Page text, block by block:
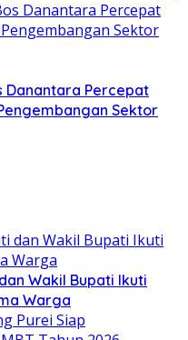
Danantara Percepat
Sektor
Wakil Bupati Ikuti
Warga